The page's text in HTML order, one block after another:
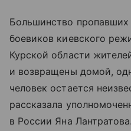
Большинство
боевиков киевского
Курской области
и возвращены домой,
человек остается
рассказала
в России Яна Лантратова.